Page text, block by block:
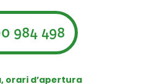
984 498
orari d’apertura